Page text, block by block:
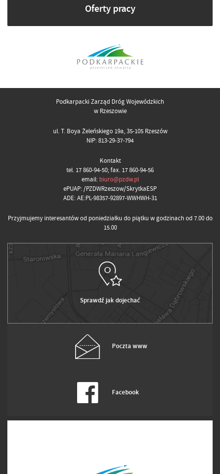
Oferty pracy
Podkarpacki Zarząd Dróg Wojewódzkich
w Rzeszowie
ul. T. Boya Żeleńskiego 19a, 35-105 Rzeszów
NIP: 813-29-37-794
Kontakt
tel. 17 860-94-50; fax. 17 860-94-56
email: biuro@pzdw.pl
ePUAP: /PZDWRzeszow/SkrytkaESP
ADE: AE:PL-98357-92897-WWHWH-31
Przyjmujemy interesantów od poniedziałku do piątku w godzinach od 7.00 do
15.00
Sprawdź jak dojechać
Poczta www
Facebook